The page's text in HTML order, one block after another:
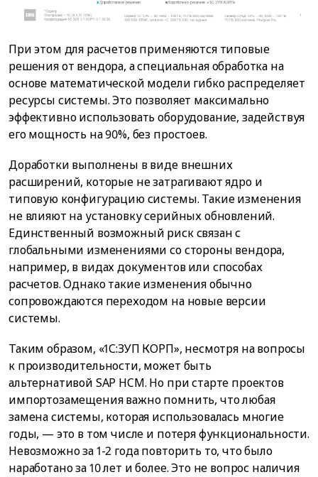
При этом для расчетов применяются типовые
решения от вендора, а специальная обработка на
основе математической модели гибко распределяет
ресурсы системы. Это позволяет максимально
эффективно использовать оборудование, задействуя
его мощность на 90%, без простоев.
Доработки выполнены в виде внешних
расширений, которые не затрагивают ядро и
типовую конфигурацию системы. Такие изменения
не влияют на установку серийных обновлений.
Единственный возможный риск связан с
глобальными изменениями со стороны вендора,
например, в видах документов или способах
расчетов. Однако такие изменения обычно
сопровождаются переходом на новые версии
системы.
Таким образом, «1С:ЗУП КОРП», несмотря на вопросы
к производительности, может быть
альтернативой SAP HCM. Но при старте проектов
импортозамещения важно помнить, что любая
замена системы, которая использовалась многие
годы, — это в том числе и потеря функциональности.
Невозможно за 1-2 года повторить то, что было
наработано за 10 лет и более. Это не вопрос наличия